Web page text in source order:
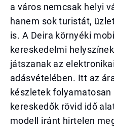
a város nemcsak helyi
hanem sok turistát,
is. A Deira környéki
kereskedelmi
játszanak az
adásvételében. Itt az
készletek folyamatosan
kereskedők rövid idő
modell iránt hirtelen